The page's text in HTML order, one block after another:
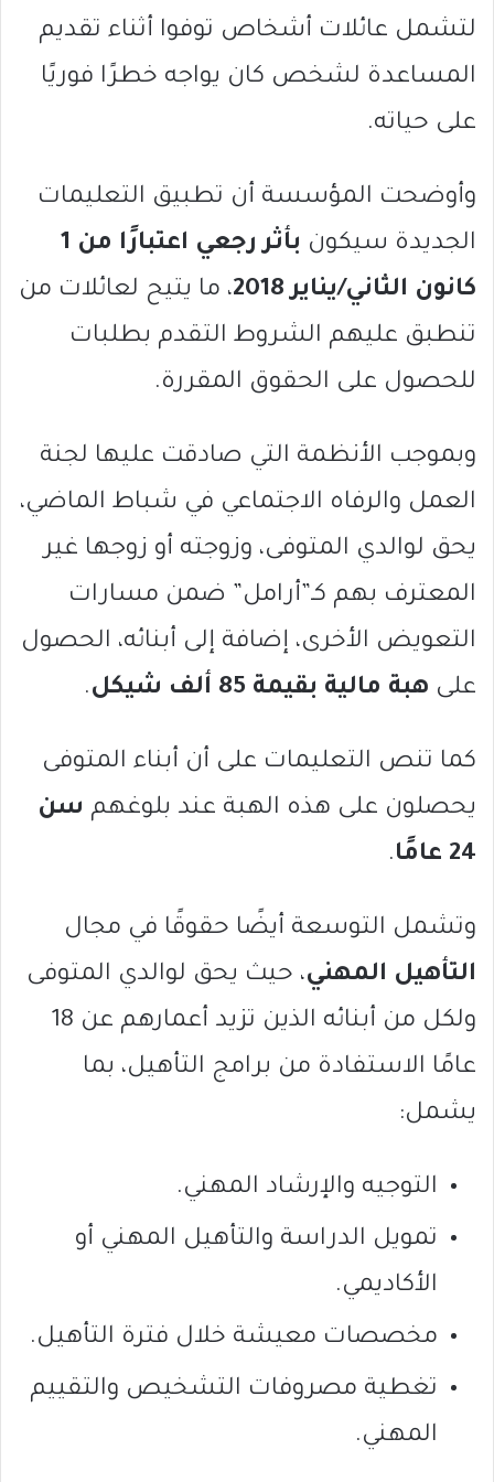
لتشمل عائلات أشخاص توفوا أثناء تقديم
المساعدة لشخص كان يواجه خطرًا فوريًا
على حياته.
وأوضحت المؤسسة أن تطبيق التعليمات
الجديدة سيكون
بأثر رجعي اعتبارًا من 1
كانون الثاني/يناير 2018
، ما يتيح لعائلات من
تنطبق عليهم الشروط التقدم بطلبات
للحصول على الحقوق المقررة.
وبموجب الأنظمة التي صادقت عليها لجنة
العمل والرفاه الاجتماعي في شباط الماضي،
يحق لوالدي المتوفى، وزوجته أو زوجها غير
المعترف بهم كـ”أرامل” ضمن مسارات
التعويض الأخرى، إضافة إلى أبنائه، الحصول
على هبة مالية بقيمة 85 ألف شيكل .
كما تنص التعليمات على أن أبناء المتوفى
يحصلون على هذه الهبة عند بلوغهم سن
24 عامًا
.
وتشمل التوسعة أيضًا حقوقًا في مجال
التأهيل المهني، حيث يحق لوالدي المتوفى
ولكل من أبنائه الذين تزيد أعمارهم عن 18
عامًا الاستفادة من برامج التأهيل، بما
يشمل:
التوجيه والإرشاد المهني.
تمويل الدراسة والتأهيل المهني أو
الأكاديمي.
مخصصات معيشة خلال فترة التأهيل.
تغطية مصروفات التشخيص والتقييم
المهني.